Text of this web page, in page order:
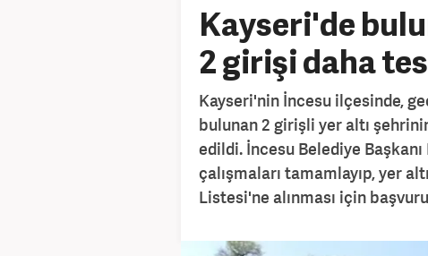
Kayseri'de
2 girişi daha
Kayseri'nin İncesu ilçesinde,
bulunan 2 girişli yer altı
edildi. İncesu Belediye
çalışmaları tamamlayıp, yer
Listesi'ne alınması için